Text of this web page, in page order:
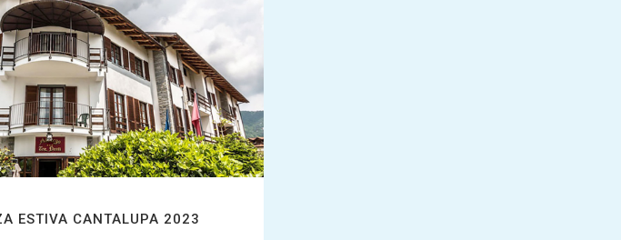
ESTIVA CANTALUPA 2023